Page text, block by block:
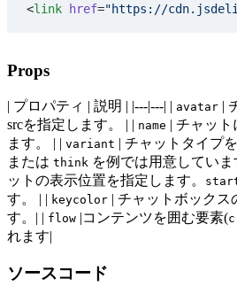
<link href="https://
Props
| プロパティ | 説明 | |---|---| | avatar |
srcを指定します。 | | name | チャッ
ます。 | | variant | チャットタイプ
または think を例では用意していま
ットの表示位置を指定します。
す。 | | keycolor | チャットボックス
す。| | flow |コンテンツを囲む要素(
れます|
ソースコード